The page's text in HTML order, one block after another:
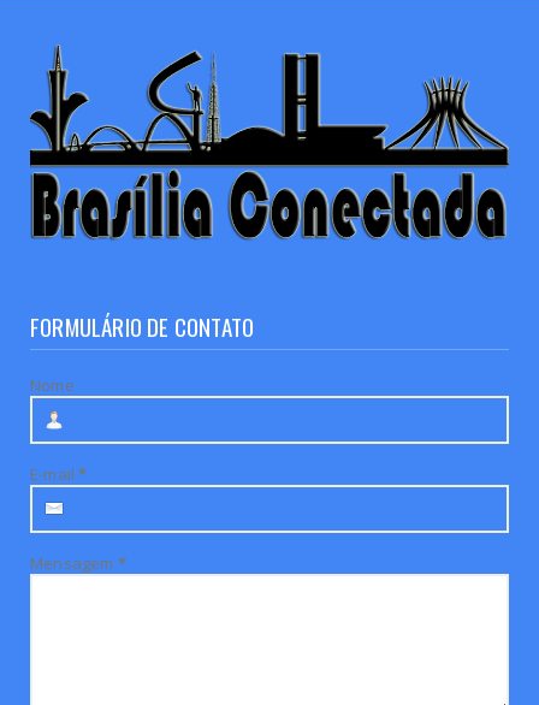
FORMULÁRIO DE CONTATO
Nome
E-mail*
Mensagem *